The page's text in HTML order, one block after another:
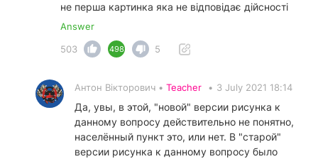
не перша картинка яка не відповідає дійсності
Answer
503
498 5
Антон Вікторович • Teacher • 3 July 2021 18:14
Да, увы, в этой, "новой" версии рисунка к
данному вопросу действительно не понятно,
населённый пункт это, или нет. В "старой"
версии рисунка к данному вопросу было